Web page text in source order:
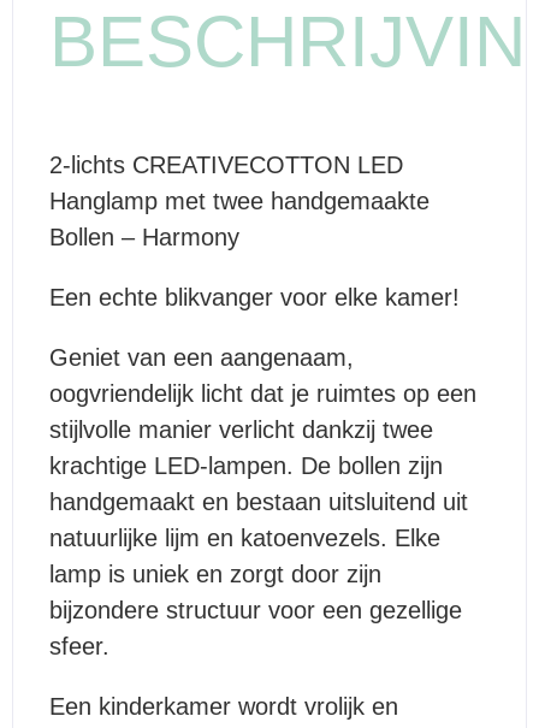
2-lichts CREATIVECOTTON LED
Hanglamp met twee handgemaakte
Bollen – Harmony
Een echte blikvanger voor elke kamer!
Geniet van een aangenaam,
oogvriendelijk licht dat je ruimtes op een
stijlvolle manier verlicht dankzij twee
krachtige LED-lampen. De bollen zijn
handgemaakt en bestaan uitsluitend uit
natuurlijke lijm en katoenvezels. Elke
lamp is uniek en zorgt door zijn
bijzondere structuur voor een gezellige
sfeer.
Een kinderkamer wordt vrolijk en